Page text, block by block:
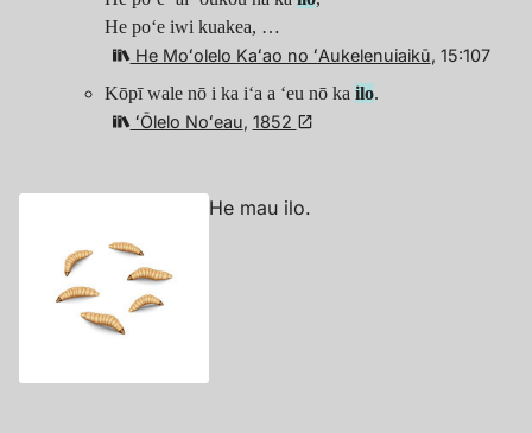
He poʻe iwi kuakea, …
He Moʻolelo Kaʻao no ʻAukelenuiaikū, 15:107
Kōpī wale nō i ka iʻa a ʻeu nō ka ilo.
ʻŌlelo Noʻeau, 1852
He mau ilo.